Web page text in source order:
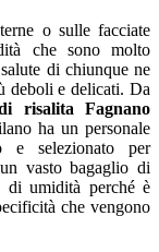
o sulle facciate
che sono molto
di chiunque ne
deboli e delicati. Da
risalita Fagnano
ha un personale
e selezionato per
vasto bagaglio di
di umidità perché è
che vengono